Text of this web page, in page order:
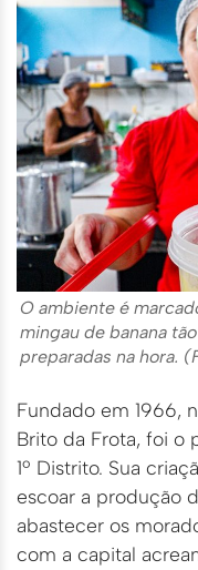
O ambiente é
mingau de banana
preparadas na hora.
Fundado em 1966,
Brito da Frota, foi o
1º Distrito. Sua
escoar a produção
abastecer os
com a capital